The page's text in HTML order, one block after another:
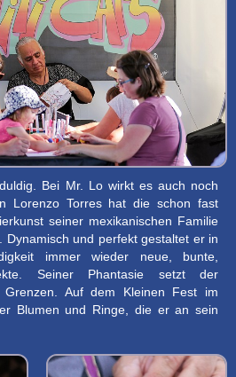
Bei Mr. Lo wirkt es auch noch
Lorenzo Torres hat die schon fast
seiner mexikanischen Familie
Dynamisch und perfekt gestaltet er in
immer wieder neue, bunte,
Seiner Phantasie setzt der
Grenzen. Auf dem Kleinen Fest im
Blumen und Ringe, die er an sein